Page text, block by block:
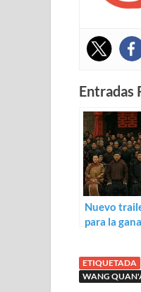
Entradas
Nuevo
para la
ETIQUETADA
WANG